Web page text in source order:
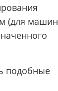
(для машин
подобные